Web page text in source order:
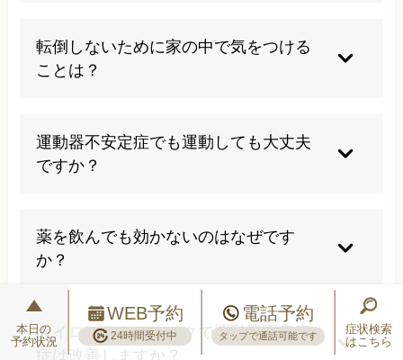
けではありません。要介護認定を受ける必要があ
ります。ただし、診断を受けると運動器リハビリ
転倒しないために家の中で気をつける
ことは？
使用、十分な照明の確保などが有効です。つまず
きやすい電気コードや小物の整理も心がけてくだ
さい。
運動器不安定症でも運動しても大丈夫
ですか？
理は禁物で、ご自身の体力に合った運動を選ぶこ
とが大切です。当院では個々の状態に合わせた運
薬を飲んでも効かないのはなぜです
か？
運動器不安定症は筋力やバランス能力の低下が根
本原因であり、薬だけでは改善できません。痛み
止めは一時的な症状緩和にすぎず、体の機能その
カイロプラクティックで運動器不安定
症は改善しますか？
本日の
予約状況
WEB予約
24時間受付中
電話予約
タップで通話可能です
症状検索
はこちら